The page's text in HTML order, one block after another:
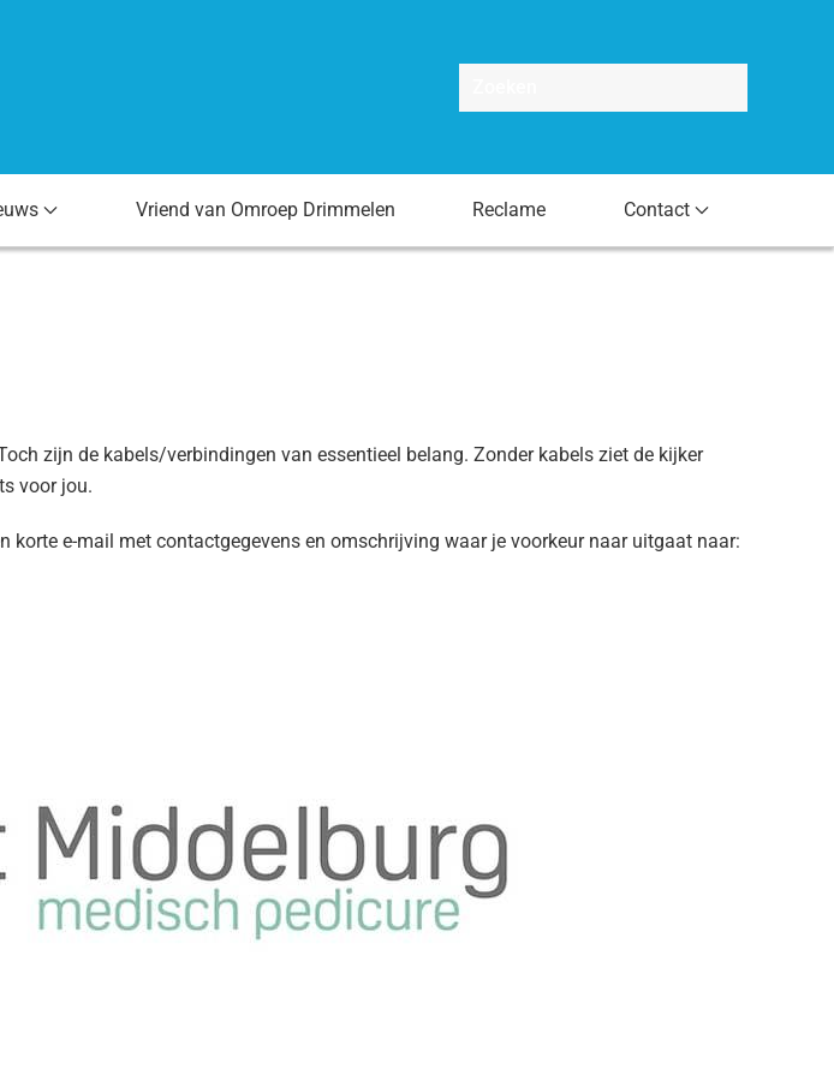
Vriend van Omroep Drimmelen Reclame Contact
zijn de kabels/verbindingen van essentieel belang. Zonder kabels ziet de kijker
voor jou.
korte e-mail met contactgegevens en omschrijving waar je voorkeur naar uitgaat naar: